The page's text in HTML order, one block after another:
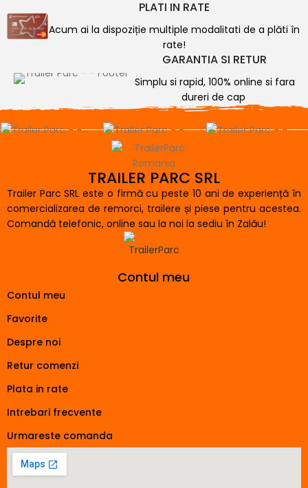
PLATI IN RATE
Acum ai la dispoziție multiple modalitati de a plăti în
rate!
GARANTIA SI RETUR
Simplu si rapid, 100% online si fara
dureri de cap
TRAILER PARC SRL
Trailer Parc SRL este o firmă cu peste 10 ani de experiență în
comercializarea de remorci, trailere și piese pentru acestea.
Comandă telefonic, online sau la noi la sediu în Zalău!
Contul meu
Contul meu
Favorite
Despre noi
Retur comenzi
Plata in rate
Intrebari frecvente
Urmareste comanda